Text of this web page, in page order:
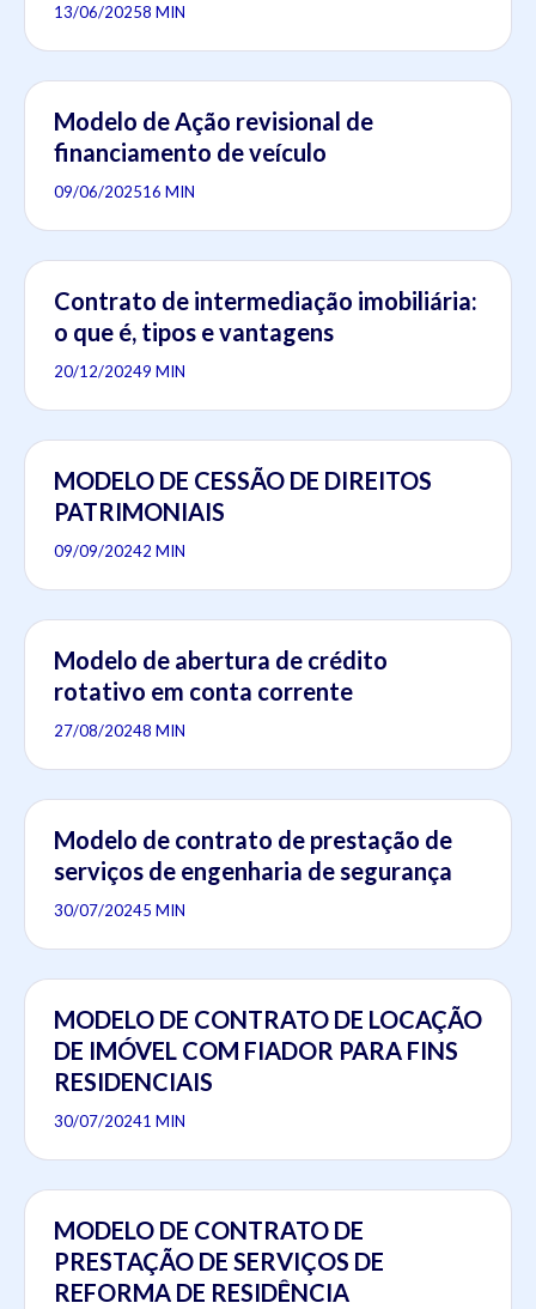
13/06/20258 MIN
Modelo de Ação revisional de
financiamento de veículo
09/06/202516 MIN
Contrato de intermediação imobiliária:
o que é, tipos e vantagens
20/12/20249 MIN
MODELO DE CESSÃO DE DIREITOS
PATRIMONIAIS
09/09/20242 MIN
Modelo de abertura de crédito
rotativo em conta corrente
27/08/20248 MIN
Modelo de contrato de prestação de
serviços de engenharia de segurança
30/07/20245 MIN
MODELO DE CONTRATO DE LOCAÇÃO
DE IMÓVEL COM FIADOR PARA FINS
RESIDENCIAIS
30/07/20241 MIN
MODELO DE CONTRATO DE
PRESTAÇÃO DE SERVIÇOS DE
REFORMA DE RESIDÊNCIA